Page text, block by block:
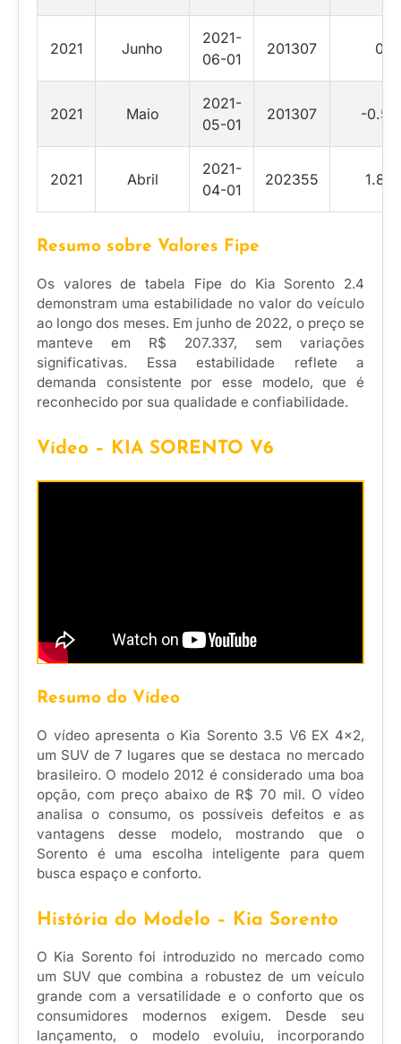
2021 Junho
2021-
06-01
201307 0
2021 Maio
2021-
05-01
201307 -0.52
2021 Abril
2021-
04-01
202355 1.88
Resumo sobre Valores Fipe
Os valores de tabela Fipe do Kia Sorento 2.4
demonstram uma estabilidade no valor do veículo
ao longo dos meses. Em junho de 2022, o preço se
manteve em R$ 207.337, sem variações
significativas. Essa estabilidade reflete a
demanda consistente por esse modelo, que é
reconhecido por sua qualidade e confiabilidade.
Vídeo – KIA SORENTO V6
Resumo do Vídeo
O vídeo apresenta o Kia Sorento 3.5 V6 EX 4×2,
um SUV de 7 lugares que se destaca no mercado
brasileiro. O modelo 2012 é considerado uma boa
opção, com preço abaixo de R$ 70 mil. O vídeo
analisa o consumo, os possíveis defeitos e as
vantagens desse modelo, mostrando que o
Sorento é uma escolha inteligente para quem
busca espaço e conforto.
História do Modelo – Kia Sorento
O Kia Sorento foi introduzido no mercado como
um SUV que combina a robustez de um veículo
grande com a versatilidade e o conforto que os
consumidores modernos exigem. Desde seu
lançamento, o modelo evoluiu, incorporando